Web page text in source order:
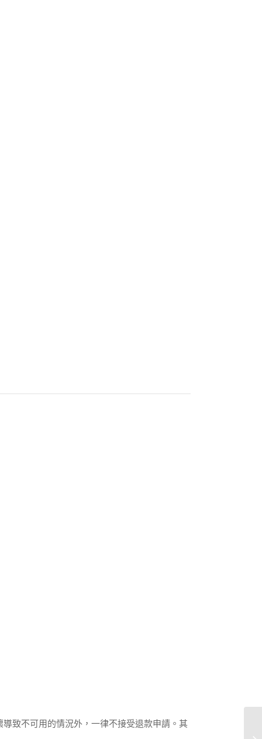
致不可用的情況外，一律不接受退款申請。其